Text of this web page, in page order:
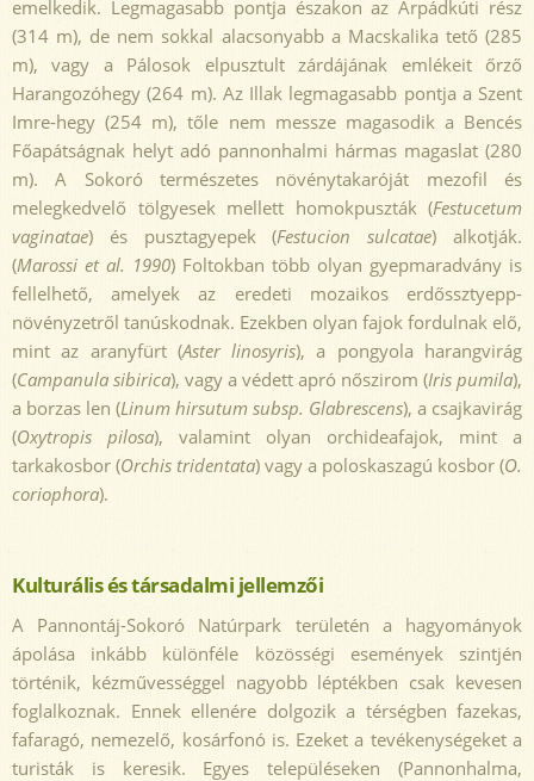
emelkedik. Legmagasabb pontja északon az Árpádkúti rész
(314 m), de nem sokkal alacsonyabb a Macskalika tető (285
m), vagy a Pálosok elpusztult zárdájának emlékeit őrző
Harangozóhegy (264 m). Az Illak legmagasabb pontja a Szent
Imre-hegy (254 m), tőle nem messze magasodik a Bencés
Főapátságnak helyt adó pannonhalmi hármas magaslat (280
m). A Sokoró természetes növénytakaróját mezofil és
melegkedvelő tölgyesek mellett homokpuszták (Festucetum
vaginatae) és pusztagyepek (Festucion sulcatae) alkotják.
(Marossi et al. 1990) Foltokban több olyan gyepmaradvány is
fellelhető, amelyek az eredeti mozaikos erdőssztyepp-
növényzetről tanúskodnak. Ezekben olyan fajok fordulnak elő,
mint az aranyfürt (Aster linosyris), a pongyola harangvirág
(Campanula sibirica), vagy a védett apró nőszirom (Iris pumila),
a borzas len (Linum hirsutum subsp. Glabrescens), a csajkavirág
(Oxytropis pilosa), valamint olyan orchideafajok, mint a
tarkakosbor (Orchis tridentata) vagy a poloskaszagú kosbor (O.
coriophora).
Kulturális és társadalmi jellemzői
A Pannontáj-Sokoró Natúrpark területén a hagyományok
ápolása inkább különféle közösségi események szintjén
történik, kézművességgel nagyobb léptékben csak kevesen
foglalkoznak. Ennek ellenére dolgozik a térségben fazekas,
fafaragó, nemezelő, kosárfonó is. Ezeket a tevékenységeket a
turisták is keresik. Egyes településeken (Pannonhalma,